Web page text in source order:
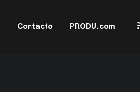
Contacto PRODU.com